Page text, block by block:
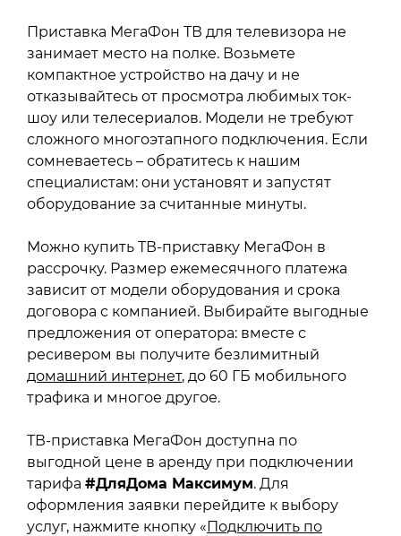
Приставка МегаФон ТВ для телевизора не
занимает место на полке. Возьмете
компактное устройство на дачу и не
отказывайтесь от просмотра любимых ток-
шоу или телесериалов. Модели не требуют
сложного многоэтапного подключения. Если
сомневаетесь – обратитесь к нашим
специалистам: они установят и запустят
оборудование за считанные минуты.
Можно купить ТВ-приставку МегаФон в
рассрочку. Размер ежемесячного платежа
зависит от модели оборудования и срока
договора с компанией. Выбирайте выгодные
предложения от оператора: вместе с
ресивером вы получите безлимитный
домашний интернет, до 60 ГБ мобильного
трафика и многое другое.
ТВ-приставка МегаФон доступна по
выгодной цене в аренду при подключении
тарифа #ДляДома Максимум. Для
оформления заявки перейдите к выбору
услуг, нажмите кнопку «Подключить по